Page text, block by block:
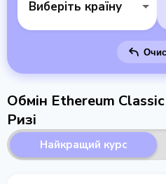
Виберіть країну
Обмін Ethereum Classic
Ризі
Найкращий курс